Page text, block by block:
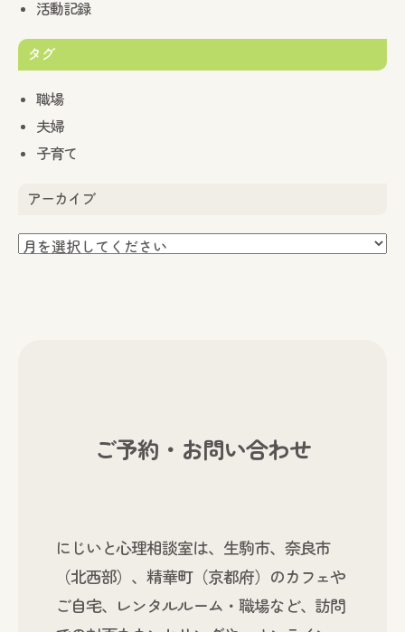
活動記録
タグ
職場
夫婦
子育て
アーカイブ
ご予約・お問い合わせ
にじいと心理相談室は、生駒市、奈良市
（北西部）、精華町（京都府）のカフェや
ご自宅、レンタルルーム・職場など、訪問